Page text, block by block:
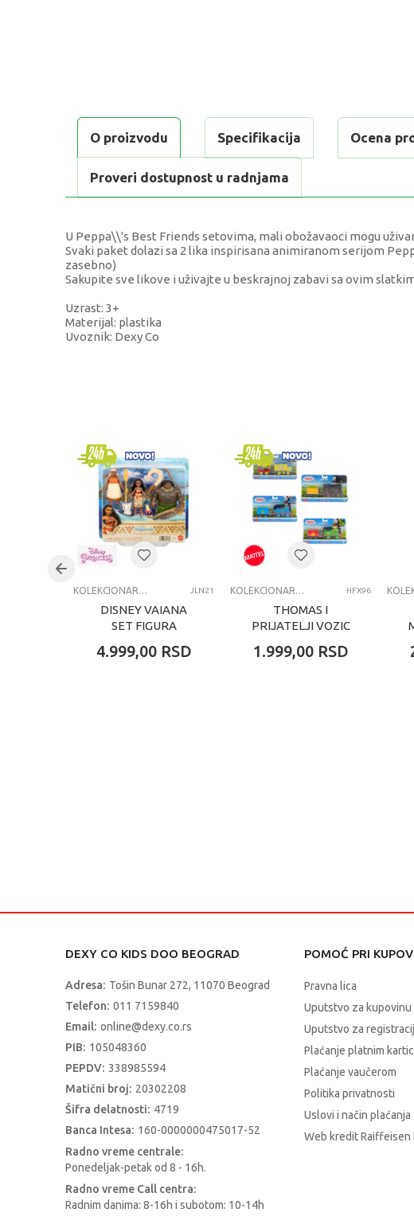
O proizvodu Specifikacija Ocena
Proveri dostupnost u radnjama
U Peppa\\'s Best Friends setovima, mali obožavaoci mogu
Svaki paket dolazi sa 2 lika inspirisana animiranom serijom
zasebno)
Sakupite sve likove i uživajte u beskrajnoj zabavi sa ovim
Uzrast: 3+
Materijal: plastika
Uvoznik: Dexy Co
Pol
Uzrast
Kategorija AKCIONI
KOLEKCIONARSKE FIGURE I SETOVI JLN21
DISNEY VAIANA
SET FIGURA
4.999,00 RSD
KOLEKCIONARSKE FIGURE I SETOVI HFX96
THOMAS I
PRIJATELJI VOZIC
1.999,00 RSD
DEXY CO KIDS DOO BEOGRAD
Adresa: Tošin Bunar 272, 11070 Beograd
Telefon: 011 7159840
Email: online@dexy.co.rs
PIB: 105048360
PEPDV: 338985594
Matični broj: 20302208
Šifra delatnosti: 4719
Banca Intesa: 160-0000000475017-52
Radno vreme centrale:
Ponedeljak-petak od 8 - 16h.
Radno vreme Call centra:
Radnim danima: 8-16h i subotom: 10-14h
POMOĆ PRI
Pravna lica
Uputstvo za kupovinu
Uputstvo za
Plaćanje platnim
Plaćanje vaučerom
Politika privatnosti
Uslovi i način plaćanja
Web kredit Raiffeisen